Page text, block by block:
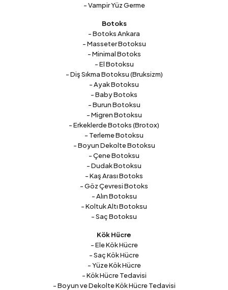
- Vampir Yüz Germe
Botoks
- Botoks Ankara
- Masseter Botoksu
- Minimal Botoks
- El Botoksu
- Diş Sıkma Botoksu (Bruksizm)
- Ayak Botoksu
- Baby Botoks
- Burun Botoksu
- Migren Botoksu
- Erkeklerde Botoks (Brotox)
- Terleme Botoksu
- Boyun Dekolte Botoksu
- Çene Botoksu
- Dudak Botoksu
- Kaş Arası Botoks
- Göz Çevresi Botoks
- Alın Botoksu
- Koltuk Altı Botoksu
- Saç Botoksu
Kök Hücre
- Ele Kök Hücre
- Saç Kök Hücre
- Yüze Kök Hücre
- Kök Hücre Tedavisi
- Boyun ve Dekolte Kök Hücre Tedavisi